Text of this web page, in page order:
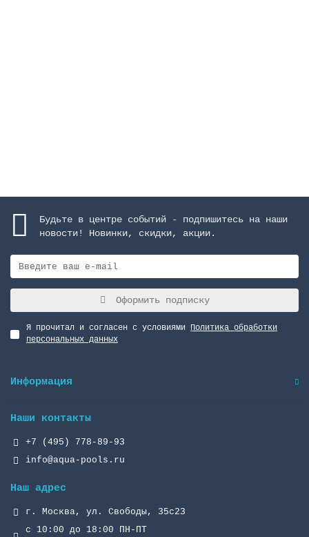
Будьте в центре событий - подпишитесь на наши
новости! Новинки, скидки, акции.
Оформить подписку
Я прочитал и согласен с условиями Политика обработки
персональных данных
Информация
Наши контакты
+7 (495) 778-89-93
info@aqua-pools.ru
Наш адрес
г. Москва, ул. Свободы, 35с23
с 10:00 до 18:00 ПН-ПТ